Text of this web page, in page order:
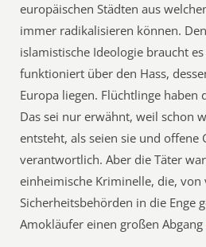
europäischen Städten aus
immer radikalisieren können.
islamistische Ideologie braucht
funktioniert über den Hass,
Europa liegen. Flüchtlinge haben
Das sei nur erwähnt, weil schon
entsteht, als seien sie und offene
verantwortlich. Aber die Täter
einheimische Kriminelle, die, von
Sicherheitsbehörden in die Enge
Amokläufer einen großen Abgang